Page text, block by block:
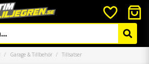
Garage & Tillbehör Tillsatser